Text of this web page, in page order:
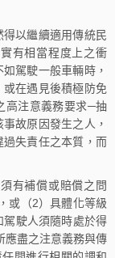
以繼續適用傳統民
有相當程度上之衝
駕駛一般車輛時，
在遇見後積極防免
高注意義務要求─抽
故原因發生之人，
失責任之本質，而
有補償或賠償之問
或（2）具體化等級
駛人須隨時處於得
應盡之注意義務與傳